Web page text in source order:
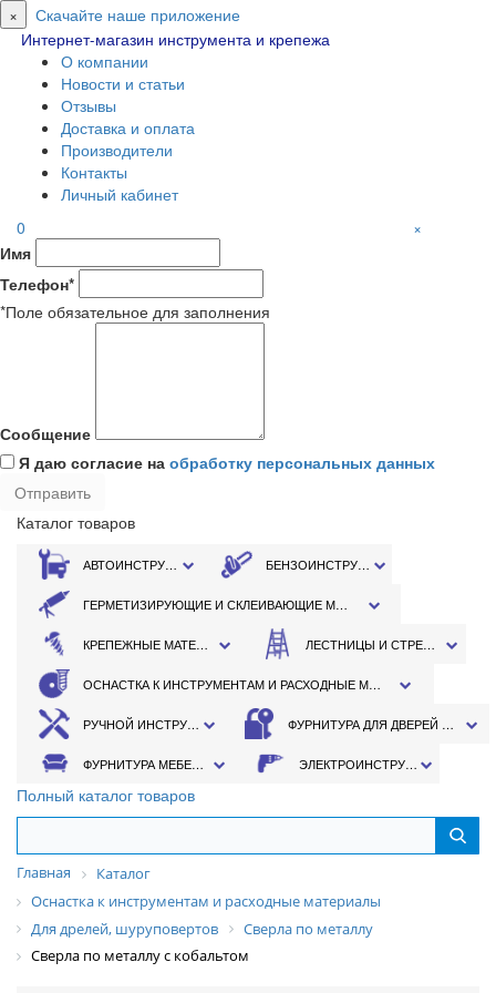
× Скачайте наше приложение
Интернет-магазин инструмента и крепежа
О компании
Новости и статьи
Отзывы
Доставка и оплата
Производители
Контакты
Личный кабинет
0
×
Имя
Телефон*
*Поле обязательное для заполнения
Сообщение
Я даю согласие на обработку персональных данных
Каталог товаров
АВТОИНСТРУМЕНТ БЕНЗОИНСТРУМЕНТ
ГЕРМЕТИЗИРУЮЩИЕ И СКЛЕИВАЮЩИЕ МАТЕРИАЛЫ
КРЕПЕЖНЫЕ МАТЕРИАЛЫ ЛЕСТНИЦЫ И СТРЕМЯНКИ
ОСНАСТКА К ИНСТРУМЕНТАМ И РАСХОДНЫЕ МАТЕРИАЛЫ
РУЧНОЙ ИНСТРУМЕНТ ФУРНИТУРА ДЛЯ ДВЕРЕЙ И ОКОН
ФУРНИТУРА МЕБЕЛЬНАЯ ЭЛЕКТРОИНСТРУМЕНТ
Полный каталог товаров
Главная
Каталог
Оснастка к инструментам и расходные материалы
Для дрелей, шуруповертов
Сверла по металлу
Сверла по металлу с кобальтом